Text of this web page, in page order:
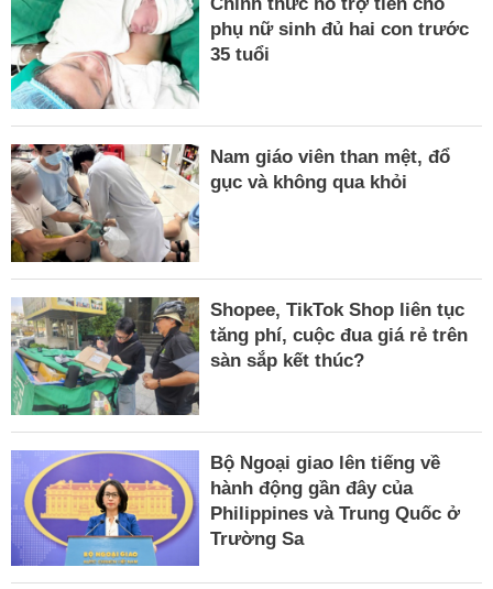
phụ nữ sinh đủ hai con trước
35 tuổi
Nam giáo viên than mệt, đổ
gục và không qua khỏi
Shopee, TikTok Shop liên tục
tăng phí, cuộc đua giá rẻ trên
sàn sắp kết thúc?
Bộ Ngoại giao lên tiếng về
hành động gần đây của
Philippines và Trung Quốc ở
Trường Sa